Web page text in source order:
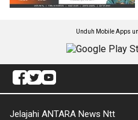
Unduh Mobile Apps
Jelajahi ANTARA News Ntt